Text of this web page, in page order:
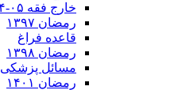
خارج فقه ۰۵-۱۴۰۴
رمضان ۱۳۹۷
قاعده فراغ
رمضان ۱۳۹۸
مسائل پزشکی
رمضان ۱۴۰۱